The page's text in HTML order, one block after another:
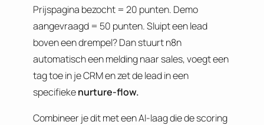
Prijspagina bezocht = 20 punten. Demo
aangevraagd = 50 punten. Sluipt een lead
boven een drempel? Dan stuurt n8n
automatisch een melding naar sales, voegt een
tag toe in je CRM en zet de lead in een
specifiekenurture-flow.
Combineer je dit met een AI-laag die de scoring